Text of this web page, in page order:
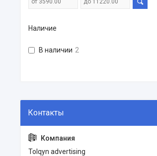
Наличие
В наличии 2
Tolqyn advertising